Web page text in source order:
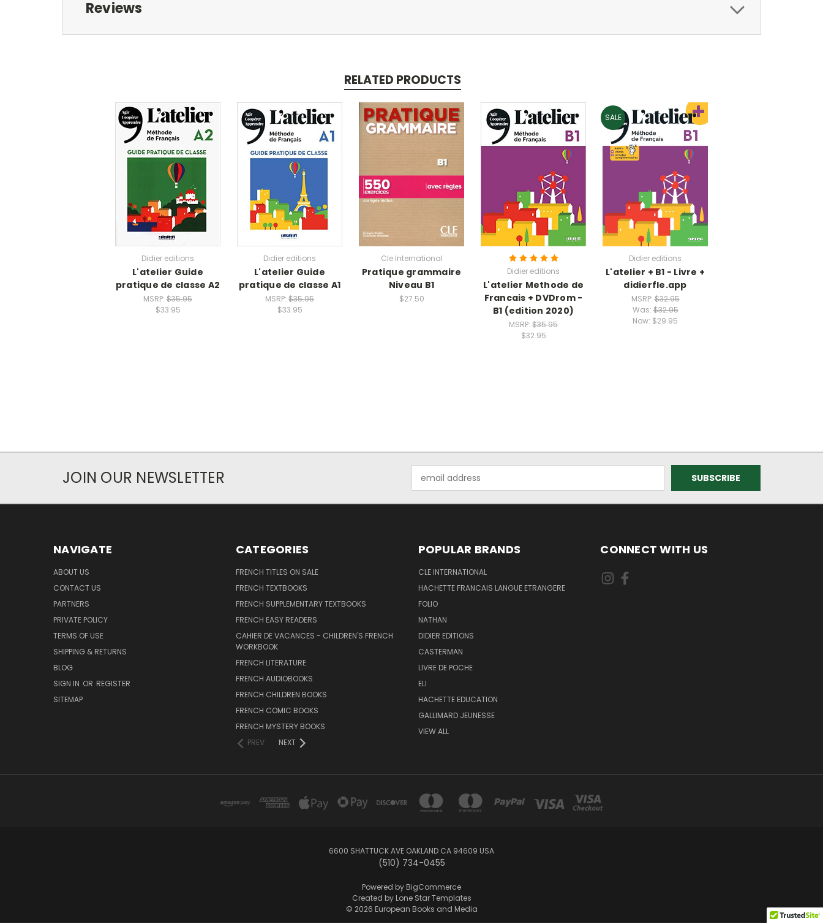
Reviews
RELATED PRODUCTS
Didier editions
L'atelier Guide
pratique de classe A2
MSRP: $35.95
$33.95
Didier editions
L'atelier Guide
pratique de classe A1
MSRP: $35.95
$33.95
Cle International
Pratique grammaire
Niveau B1
$27.50
Didier editions
L'atelier Methode de
Francais + DVDrom -
B1 (edition 2020)
MSRP: $35.95
$32.95
SALE
Didier editions
L'atelier + B1 - Livre +
didierfle.app
MSRP:$32.95
Was:$32.95
Now: $29.95
JOIN OUR NEWSLETTER
Address
NAVIGATE
ABOUT US
CONTACT US
PARTNERS
PRIVATE POLICY
TERMS OF USE
SHIPPING & RETURNS
BLOG
SIGN IN OR REGISTER
SITEMAP
CATEGORIES
FRENCH TITLES ON SALE
FRENCH TEXTBOOKS
FRENCH SUPPLEMENTARY TEXTBOOKS
FRENCH EASY READERS
CAHIER DE VACANCES - CHILDREN'S FRENCH
WORKBOOK
FRENCH LITERATURE
FRENCH AUDIOBOOKS
FRENCH CHILDREN BOOKS
FRENCH COMIC BOOKS
FRENCH MYSTERY BOOKS
PREV
NEXT
POPULAR BRANDS
CLE INTERNATIONAL
HACHETTE FRANCAIS LANGUE ETRANGERE
FOLIO
NATHAN
DIDIER EDITIONS
CASTERMAN
LIVRE DE POCHE
ELI
HACHETTE EDUCATION
GALLIMARD JEUNESSE
VIEW ALL
CONNECT WITH US
6600 SHATTUCK AVE OAKLAND CA 94609 USA
(510) 734-0455
Powered by BigCommerce
Created by Lone Star Templates
© 2026 European Books and Media